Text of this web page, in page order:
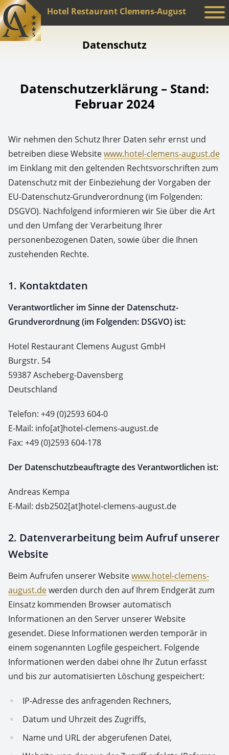
Hotel Restaurant Clemens-August
Datenschutz
Datenschutzerklärung – Stand:
Februar 2024
Wir nehmen den Schutz Ihrer Daten sehr ernst und
betreiben diese Websitewww.hotel-clemens-august.de
im Einklang mit den geltenden Rechtsvorschriften zum
Datenschutz mit der Einbeziehung der Vorgaben der
EU-Datenschutz-Grundverordnung (im Folgenden:
DSGVO). Nachfolgend informieren wir Sie über die Art
und den Umfang der Verarbeitung Ihrer
personenbezogenen Daten, sowie über die Ihnen
zustehenden Rechte.
1. Kontaktdaten
Verantwortlicher im Sinne der Datenschutz-
Grundverordnung (im Folgenden: DSGVO) ist:
Hotel Restaurant Clemens August GmbH
Burgstr. 54
59387 Ascheberg-Davensberg
Deutschland
Telefon: +49 (0)2593 604-0
E-Mail: info[at]hotel-clemens-august.de
Fax: +49 (0)2593 604-178
Der Datenschutzbeauftragte des Verantwortlichen ist:
Andreas Kempa
E-Mail: dsb2502[at]hotel-clemens-august.de
2. Datenverarbeitung beim Aufruf unserer
Website
Beim Aufrufen unserer Websitewww.hotel-clemens-
august.dewerden durch den auf Ihrem Endgerät zum
Einsatz kommenden Browser automatisch
Informationen an den Server unserer Website
gesendet. Diese Informationen werden temporär in
einem sogenannten Logfile gespeichert. Folgende
Informationen werden dabei ohne Ihr Zutun erfasst
und bis zur automatisierten Löschung gespeichert:
IP-Adresse des anfragenden Rechners,
Datum und Uhrzeit des Zugriffs,
Name und URL der abgerufenen Datei,